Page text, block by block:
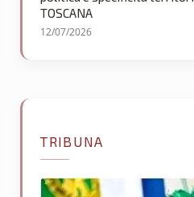
TOSCANA
12/07/2026
TRIBUNA